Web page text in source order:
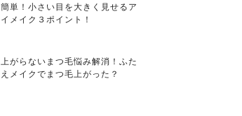
簡単！小さい目を大きく見せるア
イメイク３ポイント！
上がらないまつ毛悩み解消！ふた
えメイクでまつ毛上がった？